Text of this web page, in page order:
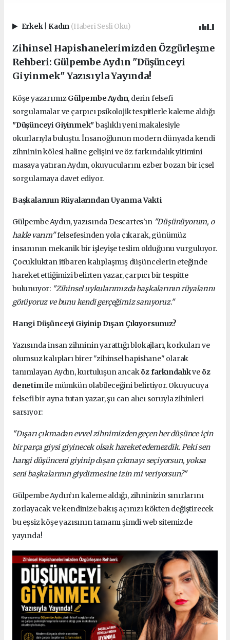
Erkek Kadın (Haberi Sesli Oku)
Zihinsel Hapishanelerimizden Özgürleşme
Rehberi: Gülpembe Aydın "Düşünceyi
Giyinmek" Yazısıyla Yayında!
Köşe yazarımızGülpembe Aydın, derin felsefi
sorgulamalar ve çarpıcı psikolojik tespitlerle kaleme aldığı
"Düşünceyi Giyinmek"başlıklı yeni makalesiyle
okurlarıyla buluştu. İnsanoğlunun modern dünyada kendi
zihninin kölesi haline gelişini ve öz farkındalık yitimini
masaya yatıran Aydın, okuyucularını ezber bozan bir içsel
sorgulamaya davet ediyor.
Başkalarının Rüyalarından Uyanma Vakti
Gülpembe Aydın, yazısında Descartes'ın "Düşünüyorum, o
halde varım"felsefesinden yola çıkarak, günümüz
insanının mekanik bir işleyişe teslim olduğunu vurguluyor.
Çocukluktan itibaren kalıplaşmış düşüncelerin eteğinde
hareket ettiğimizi belirten yazar, çarpıcı bir tespitte
bulunuyor: "Zihinsel uykularımızda başkalarının rüyalarını
görüyoruz ve bunu kendi gerçeğimiz sanıyoruz."
Hangi Düşünceyi Giyinip Dışarı Çıkıyorsunuz?
Yazısında insan zihninin yarattığı blokajları, korkuları ve
olumsuz kalıpları birer "zihinsel hapishane" olarak
tanımlayan Aydın, kurtuluşun ancaköz farkındalıkve öz
denetimile mümkün olabileceğini belirtiyor. Okuyucuya
felsefi bir ayna tutan yazar, şu can alıcı soruyla zihinleri
sarsıyor:
"Dışarı çıkmadan evvel zihnimizden geçen her düşünce için
bir parça giysi giyinecek olsak hareket edemezdik. Peki sen
hangi düşünceni giyinip dışarı çıkmayı seçiyorsun, yoksa
seni başkalarının giydirmesine izin mi veriyorsun?"
Gülpembe Aydın’ın kaleme aldığı, zihninizin sınırlarını
zorlayacak ve kendinize bakış açınızı kökten değiştirecek
bu eşsiz köşe yazısının tamamı şimdi web sitemizde
yayında!